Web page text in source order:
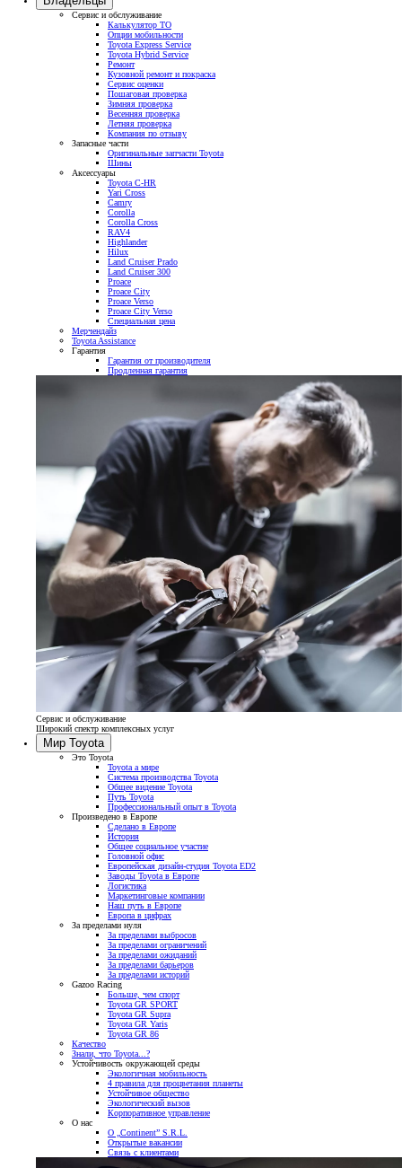
Сервис и обслуживание
Калькулятор ТО
Опции мобильности
Toyota Express Service
Toyota Hybrid Service
Ремонт
Кузовной ремонт и покраска
Сервис оценки
Пошаговая проверка
Зимняя проверка
Весенняя проверка
Летняя проверка
Компания по отзыву
Запасные части
Оригинальные запчасти Toyota
Шины
Аксессуары
Toyota C-HR
Yari Cross
Camry
Corolla
Corolla Cross
RAV4
Highlander
Hilux
Land Cruiser Prado
Land Cruiser 300
Proace
Proace City
Proace Verso
Proace City Verso
Специальная цена
Мерчендайз
Toyota Assistance
Гарантия
Гарантия от производителя
Продленная гарантия
Сервис и обслуживание
Широкий спектр комплексных услуг
Мир Toyota
Это Toyota
Toyota а мире
Система производства Toyota
Общее видение Toyota
Путь Toyota
Профессиональный опыт в Toyota
Произведено в Европе
Сделано в Европе
История
Общее социальное участие
Головной офис
Европейская дизайн-студия Toyota ED2
Заводы Toyota в Европе
Логистика
Маркетинговые компании
Наш путь в Европе
Европа в цифрах
За пределами нуля
За пределами выбросов
За пределами ограничений
За пределами ожиданий
За пределами барьеров
За пределами историй
Gazoo Racing
Больше, чем спорт
Toyota GR SPORT
Toyota GR Supra
Toyota GR Yaris
Toyota GR 86
Качество
Знали, что Toyota...?
Устойчивость окружающей среды
Экологичная мобильность
4 правила для процветания планеты
Устойчивое общество
Экологический вызов
Корпоративное управление
О нас
О „Continent” S.R.L.
Открытые вакансии
Связь с клиентами